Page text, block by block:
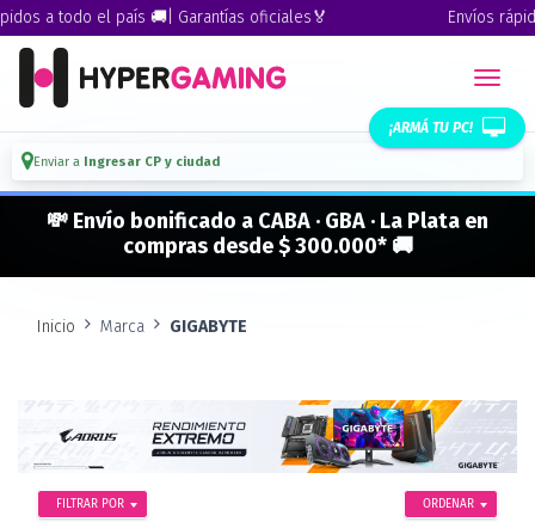
el país 🚚| Garantías oficiales🏅 Envíos rápidos a
¡ARMÁ TU PC!
Enviar a Ingresar CP y ciudad
💸 Envío bonificado a CABA · GBA · La Plata en
compras desde $ 300.000* 🚚
Inicio Marca GIGABYTE
ORDENAR
FILTRAR POR